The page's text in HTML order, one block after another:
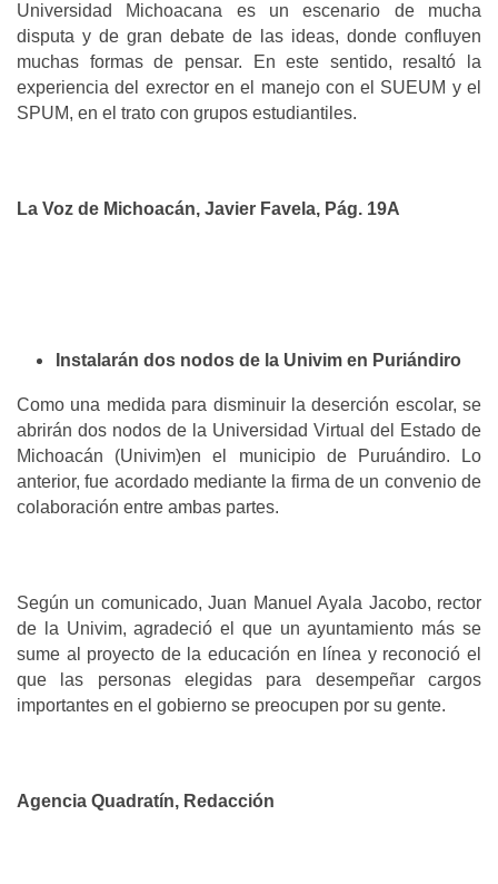
Universidad Michoacana es un escenario de mucha
disputa y de gran debate de las ideas, donde confluyen
muchas formas de pensar. En este sentido, resaltó la
experiencia del exrector en el manejo con el SUEUM y el
SPUM, en el trato con grupos estudiantiles.
La Voz de Michoacán, Javier Favela, Pág. 19A
Instalarán dos nodos de la Univim en Puriándiro
Como una medida para disminuir la deserción escolar, se
abrirán dos nodos de la Universidad Virtual del Estado de
Michoacán (Univim)en el municipio de Puruándiro. Lo
anterior, fue acordado mediante la firma de un convenio de
colaboración entre ambas partes.
Según un comunicado, Juan Manuel Ayala Jacobo, rector
de la Univim, agradeció el que un ayuntamiento más se
sume al proyecto de la educación en línea y reconoció el
que las personas elegidas para desempeñar cargos
importantes en el gobierno se preocupen por su gente.
Agencia Quadratín, Redacción